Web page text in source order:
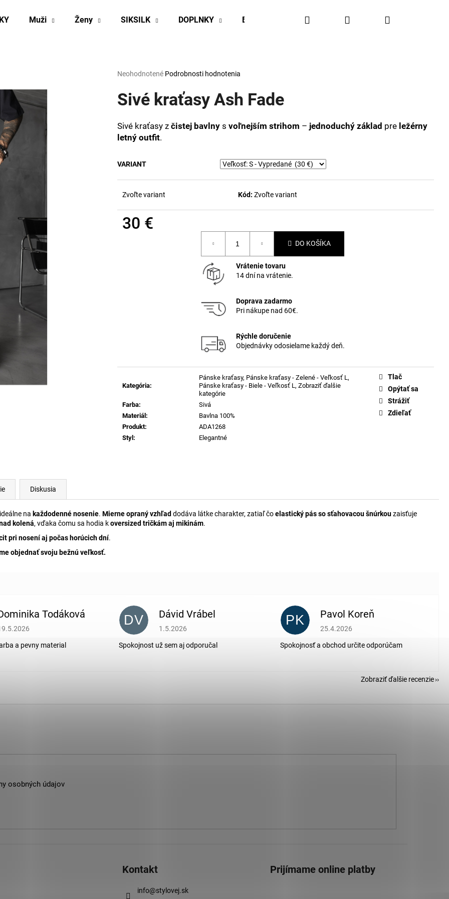
Muži Ženy SIKSILK DOPLNKY BESTSELLERS OUTFIT OF THE WEEK
Hľadať PrihlásenieNákupný
Priemerné
produktu
je
5
hviezdičiek.
Neohodnotené Podrobnosti hodnotenia
Sivé kraťasy Ash Fade
Sivé kraťasy z čistej bavlny s voľnejším strihom – jednoduchý základ pre ležérny
letný outfit.
VARIANT
Zvoľte variant Kód: Zvoľte variant
30 €
DO KOŠÍKA
Vrátenie tovaru
14 dní na vrátenie.
Doprava zadarmo
Pri nákupe nad 60€.
Rýchle doručenie
Objednávky odosielame každý deň.
Kategória:
Pánske kraťasy, Pánske kraťasy - Zelené - Veľkosť L ,
Pánske kraťasy - Biele - Veľkosť L , Zobraziť ďalšie
kategórie
Farba:
Sivá
Materiál:
Bavlna 100%
Produkt:
ADA1268
Styl: Elegantné
Tlač
Opýtať sa
Strážiť
Zdieľať
Diskusia
na každodenné nosenie. Mierne opraný vzhľad dodáva látke charakter, zatiaľ čoelastický pás so sťahovacou šnúrkouzaisťuje
kolená, vďaka čomu sa hodia koversized tričkám aj mikinám.
pri nosení aj počas horúcich dní.
objednať svoju bežnú veľkosť.
Todáková
obchodu je 5 z 5 hviezdičiek.
a pevny material
DV Dávid Vrábel
Hodnotenie obchodu je 5 z 5 hviezdičiek.
1.5.2026
Spokojnost už sem aj odporučal
PK Pavol Koreň
Hodnotenie obchodu je 5 z 5 hviezdičiek.
25.4.2026
Spokojnosť a obchod určite odporúčam
Zobraziť ďalšie recenzie
HĽADAŤ
Odporúčame
osobných údajov
Kontakt
info@stylovej.sk
Prijímame online platby